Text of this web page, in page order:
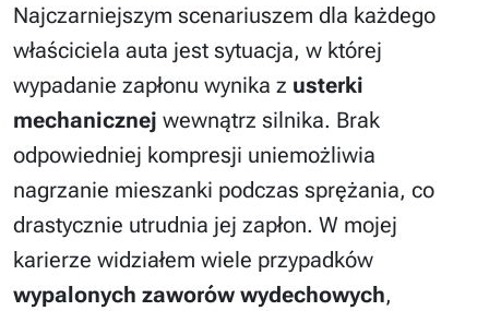
Najczarniejszym scenariuszem dla każdego
właściciela auta jest sytuacja, w której
wypadanie zapłonu wynika z usterki
mechanicznej wewnątrz silnika. Brak
odpowiedniej kompresji uniemożliwia
nagrzanie mieszanki podczas sprężania, co
drastycznie utrudnia jej zapłon. W mojej
karierze widziałem wiele przypadków
wypalonych zaworów wydechowych,